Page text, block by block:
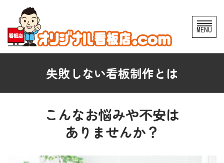
コ
ン
テ
へ
MENU
失敗しない看板制作とは
こんなお悩みや不安は
ありませんか？